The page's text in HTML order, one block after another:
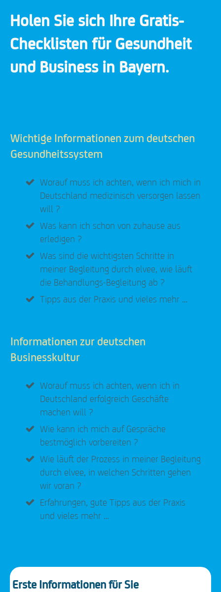
Holen Sie sich Ihre Gratis-
Checklisten für Gesundheit
und Business in Bayern.
Wichtige Informationen zum deutschen
Gesundheitssystem
Worauf muss ich achten, wenn ich mich in
Deutschland medizinisch versorgen lassen
will ?
Was kann ich schon von zuhause aus
erledigen ?
Was sind die wichtigsten Schritte in
meiner Begleitung durch elvee, wie läuft
die Behandlungs-Begleitung ab ?
Tipps aus der Praxis und vieles mehr …
Informationen zur deutschen
Businesskultur
Worauf muss ich achten, wenn ich in
Deutschland erfolgreich Geschäfte
machen will ?
Wie kann ich mich auf Gespräche
bestmöglich vorbereiten ?
Wie läuft der Prozess in meiner Begleitung
durch elvee, in welchen Schritten gehen
wir voran ?
Erfahrungen, gute Tipps aus der Praxis
und vieles mehr …
Erste Informationen für Sie